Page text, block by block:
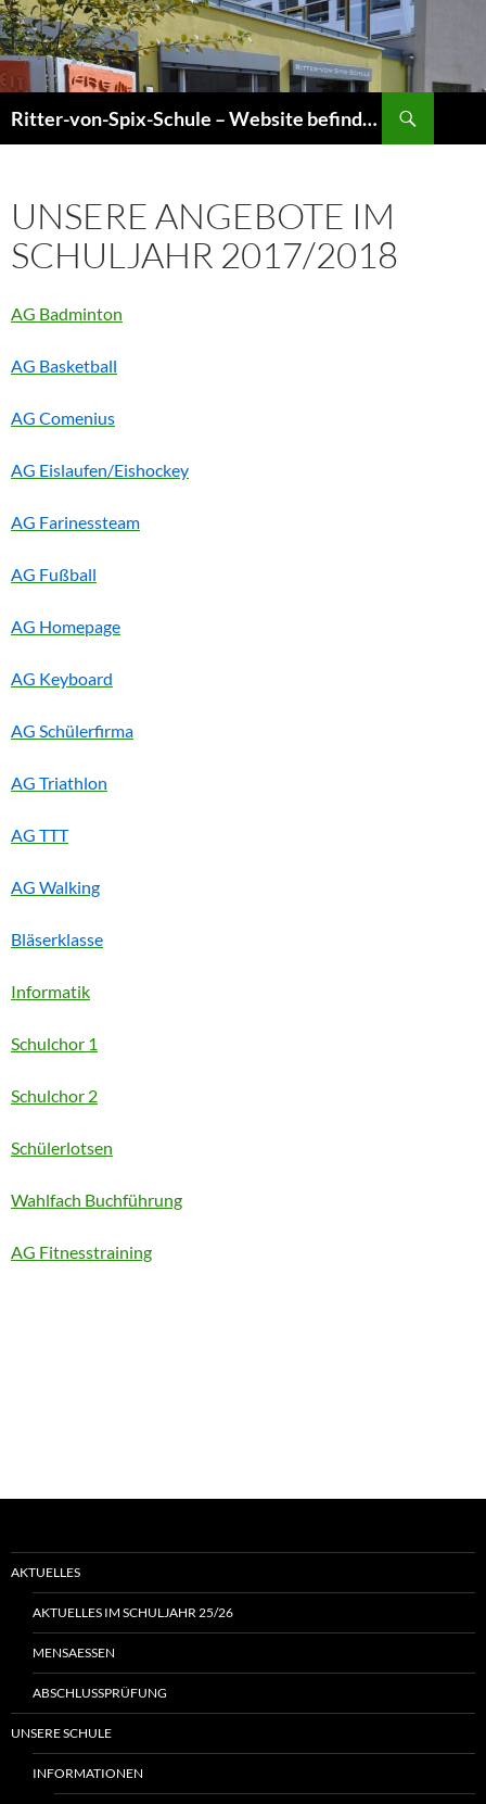
Zum
Inhalt
springen
Ritter-von-Spix-Schule – Website befindet sich gerade im Umbau! Informationen sind jedoch aktuell!
UNSERE ANGEBOTE IM
SCHULJAHR 2017/2018
AG Badminton
AG Basketball
AG Comenius
AG Eislaufen/Eishockey
AG Farinessteam
AG Fußball
AG Homepage
AG Keyboard
AG Schülerfirma
AG Triathlon
AG TTT
AG Walking
Bläserklasse
Informatik
Schulchor 1
Schulchor 2
Schülerlotsen
Wahlfach Buchführung
AG Fitnesstraining
AKTUELLES
AKTUELLES IM SCHULJAHR 25/26
MENSAESSEN
ABSCHLUSSPRÜFUNG
UNSERE SCHULE
INFORMATIONEN